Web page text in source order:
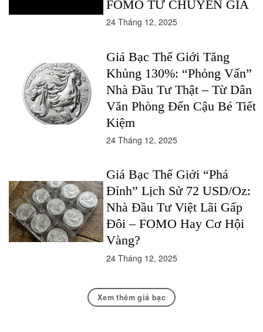
FOMO TỪ CHUYÊN GIA
24 Tháng 12, 2025
Giá Bạc Thế Giới Tăng
Khủng 130%: “Phỏng Vấn”
Nhà Đầu Tư Thật – Từ Dân
Văn Phòng Đến Cậu Bé Tiết
Kiệm
24 Tháng 12, 2025
Giá Bạc Thế Giới “Phá
Đỉnh” Lịch Sử 72 USD/Oz:
Nhà Đầu Tư Việt Lãi Gấp
Đôi – FOMO Hay Cơ Hội
Vàng?
24 Tháng 12, 2025
Xem thêm giá bạc